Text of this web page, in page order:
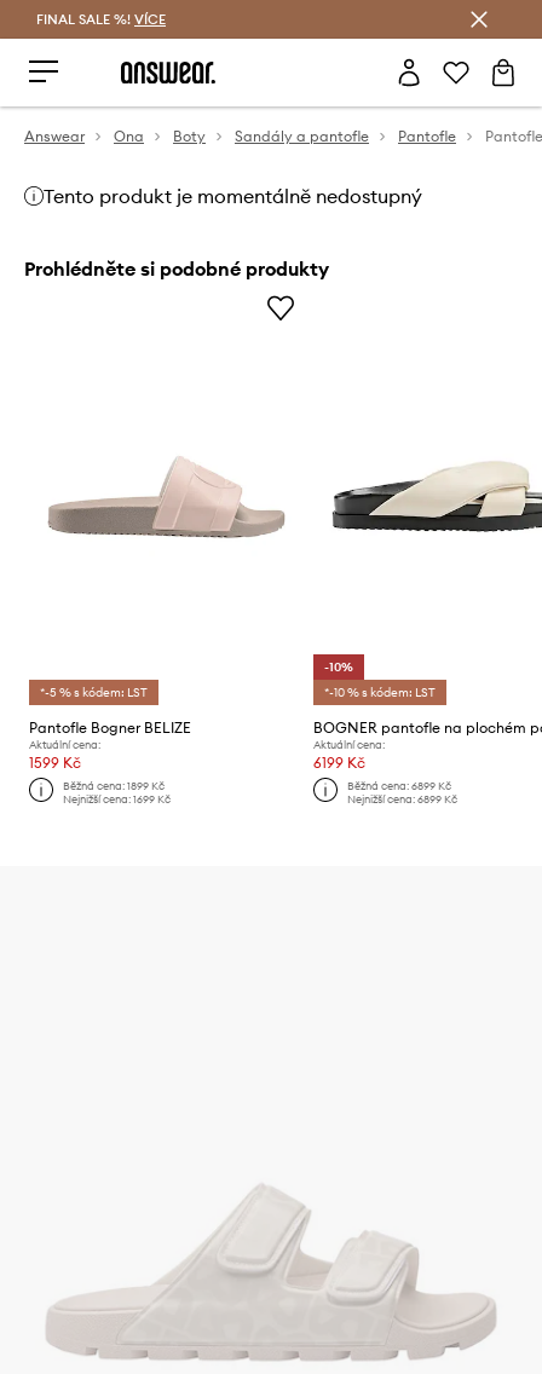
FINAL SALE %! VÍCE
Answear Ona Boty Sandály a pantofle Pantofle
Tento produkt je momentálně nedostupný
Prohlédněte si podobné produkty
*-5 % s kódem: LST
Pantofle Bogner BELIZE
Aktuální cena:
1599 Kč
Běžná cena:1899 Kč
Nejnižší cena:1699 Kč
-10%
*-10 % s kódem: LST
Aktuální cena:
6199 Kč
Běžná cena: 6899 Kč
Nejnižší cena: 6899 Kč